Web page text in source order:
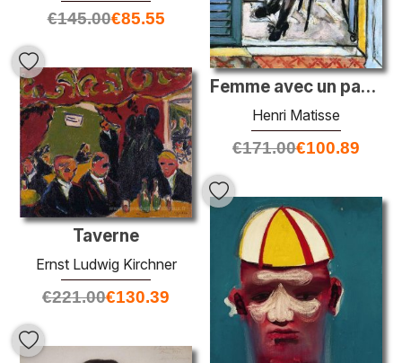
€145.00€85.55
Femme avec un parasol vert sur un balcon
Henri Matisse
€171.00€100.89
Taverne
Ernst Ludwig Kirchner
€221.00€130.39